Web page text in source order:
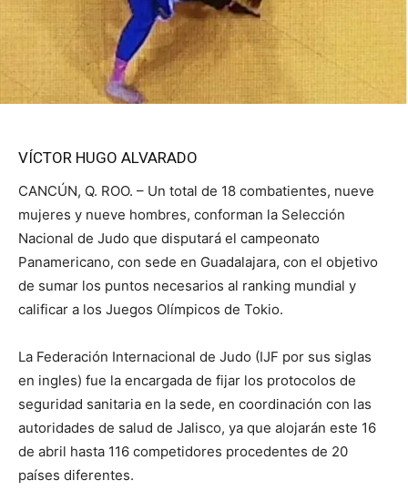
VÍCTOR HUGO ALVARADO
CANCÚN, Q. ROO. – Un total de 18 combatientes, nueve
mujeres y nueve hombres, conforman la Selección
Nacional de Judo que disputará el campeonato
Panamericano, con sede en Guadalajara, con el objetivo
de sumar los puntos necesarios al ranking mundial y
calificar a los Juegos Olímpicos de Tokio.
La Federación Internacional de Judo (IJF por sus siglas
en ingles) fue la encargada de fijar los protocolos de
seguridad sanitaria en la sede, en coordinación con las
autoridades de salud de Jalisco, ya que alojarán este 16
de abril hasta 116 competidores procedentes de 20
países diferentes.